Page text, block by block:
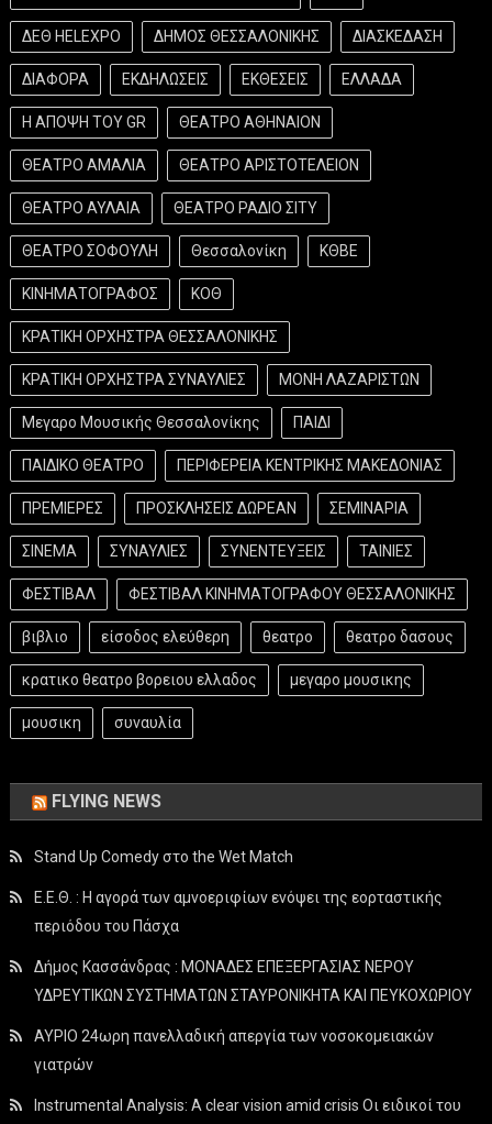
ΔΕΘ HELEXPO ΔΗΜΟΣ ΘΕΣΣΑΛΟΝΙΚΗΣ ΔΙΑΣΚΕΔΑΣΗ
ΔΙΑΦΟΡΑ ΕΚΔΗΛΩΣΕΙΣ ΕΚΘΕΣΕΙΣ ΕΛΛΑΔΑ
Η ΑΠΟΨΗ ΤΟΥ GR ΘΕΑΤΡΟ ΑΘΗΝΑΙΟΝ
ΘΕΑΤΡΟ ΑΜΑΛΙΑ ΘΕΑΤΡΟ ΑΡΙΣΤΟΤΕΛΕΙΟΝ
ΘΕΑΤΡΟ ΑΥΛΑΙΑ ΘΕΑΤΡΟ ΡΑΔΙΟ ΣΙΤΥ
ΘΕΑΤΡΟ ΣΟΦΟΥΛΗ Θεσσαλονίκη ΚΘΒΕ
ΚΙΝΗΜΑΤΟΓΡΑΦΟΣ ΚΟΘ
ΚΡΑΤΙΚΗ ΟΡΧΗΣΤΡΑ ΘΕΣΣΑΛΟΝΙΚΗΣ
ΚΡΑΤΙΚΗ ΟΡΧΗΣΤΡΑ ΣΥΝΑΥΛΙΕΣ ΜΟΝΗ ΛΑΖΑΡΙΣΤΩΝ
Μεγαρο Μουσικής Θεσσαλονίκης ΠΑΙΔΙ
ΠΑΙΔΙΚΟ ΘΕΑΤΡΟ ΠΕΡΙΦΕΡΕΙΑ ΚΕΝΤΡΙΚΗΣ ΜΑΚΕΔΟΝΙΑΣ
ΠΡΕΜΙΕΡΕΣ ΠΡΟΣΚΛΗΣΕΙΣ ΔΩΡΕΑΝ ΣΕΜΙΝΑΡΙΑ
ΣΙΝΕΜΑ ΣΥΝΑΥΛΙΕΣ ΣΥΝΕΝΤΕΥΞΕΙΣ ΤΑΙΝΙΕΣ
ΦΕΣΤΙΒΑΛ ΦΕΣΤΙΒΑΛ ΚΙΝΗΜΑΤΟΓΡΑΦΟΥ ΘΕΣΣΑΛΟΝΙΚΗΣ
βιβλιο είσοδος ελεύθερη θεατρο θεατρο δασους
κρατικο θεατρο βορειου ελλαδος μεγαρο μουσικης
μουσικη συναυλία
FLYING NEWS
Stand Up Comedy στο the Wet Match
Ε.Ε.Θ. : Η αγορά των αμνοεριφίων ενόψει της εορταστικής
περιόδου του Πάσχα
Δήμος Κασσάνδρας : ΜΟΝΑΔΕΣ ΕΠΕΞΕΡΓΑΣΙΑΣ ΝΕΡΟΥ
ΥΔΡΕΥΤΙΚΩΝ ΣΥΣΤΗΜΑΤΩΝ ΣΤΑΥΡΟΝΙΚΗΤΑ ΚΑΙ ΠΕΥΚΟΧΩΡΙΟΥ
ΑΥΡΙΟ 24ωρη πανελλαδική απεργία των νοσοκομειακών
γιατρών
Instrumental Analysis: A clear vision amid crisis Οι ειδικοί του